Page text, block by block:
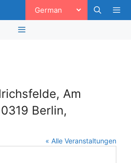
Am
Berlin,
« Alle Veranstaltungen